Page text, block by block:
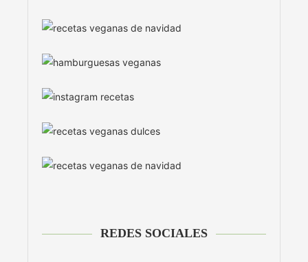
REDES SOCIALES